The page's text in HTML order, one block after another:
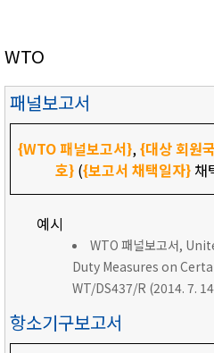
WTO
패널보고서
{WTO 패널보고서},{대상 회원
호}({보고서 채택일자}채
예시
WTO 패널보고서,
Duty Measures on
WT/DS437/R (2014. 7.
항소기구보고서